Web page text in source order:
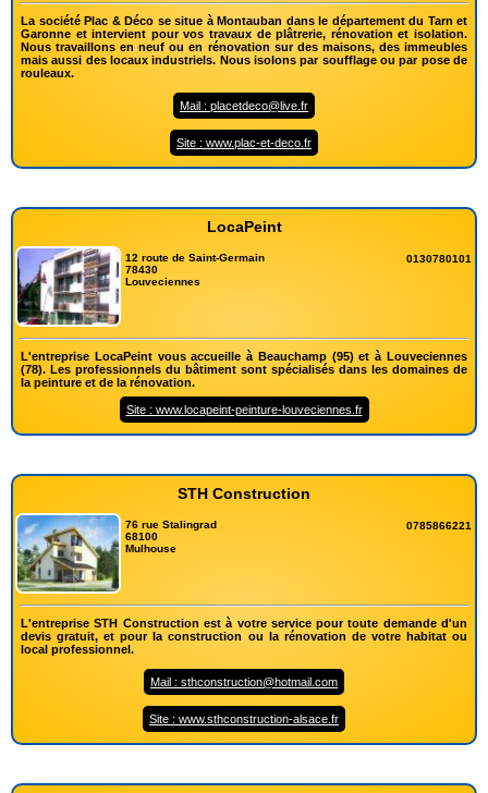
La société Plac & Déco se situe à Montauban dans le département du Tarn et
Garonne et intervient pour vos travaux de plâtrerie, rénovation et isolation.
Nous travaillons en neuf ou en rénovation sur des maisons, des immeubles
mais aussi des locaux industriels. Nous isolons par soufflage ou par pose de
rouleaux.
Mail : placetdeco@live.fr
Site : www.plac-et-deco.fr
LocaPeint
12 route de Saint-Germain
78430
Louveciennes
0130780101
L'entreprise LocaPeint vous accueille à Beauchamp (95) et à Louveciennes
(78). Les professionnels du bâtiment sont spécialisés dans les domaines de
la peinture et de la rénovation.
Site : www.locapeint-peinture-louveciennes.fr
STH Construction
76 rue Stalingrad
68100
Mulhouse
0785866221
L'entreprise STH Construction est à votre service pour toute demande d'un
devis gratuit, et pour la construction ou la rénovation de votre habitat ou
local professionnel.
Mail : sthconstruction@hotmail.com
Site : www.sthconstruction-alsace.fr